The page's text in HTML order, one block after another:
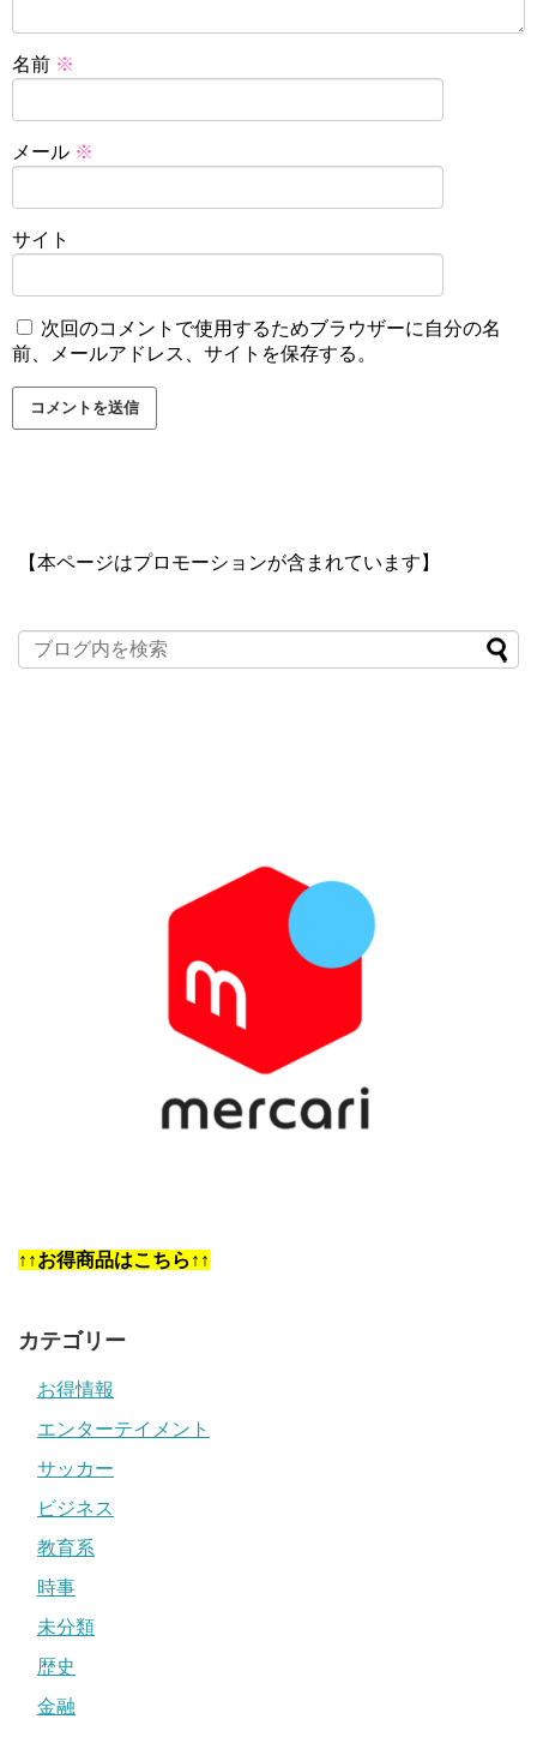
名前 ※
メール ※
サイト
次回のコメントで使用するためブラウザーに自分の名
前、メールアドレス、サイトを保存する。
【本ページはプロモーションが含まれています】
↑↑お得商品はこちら↑↑
カテゴリー
お得情報
エンターテイメント
サッカー
ビジネス
教育系
時事
未分類
歴史
金融